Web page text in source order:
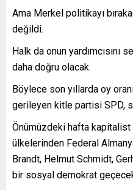
Ama Merkel politikayı
değildi.
Halk da onun yardımcısını
daha doğru olacak.
Böylece son yıllarda oy
gerileyen kitle partisi SPD,
Önümüzdeki hafta kapitalist
ülkelerinden Federal
Brandt, Helmut Schmidt,
bir sosyal demokrat